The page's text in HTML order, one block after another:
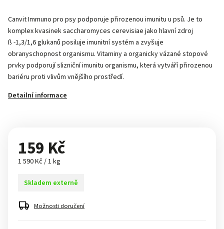
Canvit Immuno pro psy podporuje přirozenou imunitu u psů. Je to
komplex kvasinek saccharomyces cerevisiae jako hlavní zdroj
ß -1,3/1,6 glukanů posiluje imunitní systém a zvyšuje
obranyschopnost organismu. Vitaminy a organicky vázané stopové
prvky podporují slizniční imunitu organismu, která vytváří přirozenou
bariéru proti vlivům vnějšího prostředí.
Detailní informace
159 Kč
1 590 Kč / 1 kg
Skladem externě
Možnosti doručení